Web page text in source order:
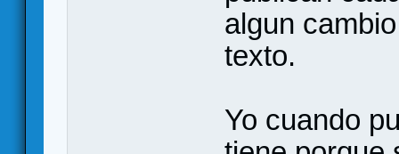
algun
texto.
Yo cuando